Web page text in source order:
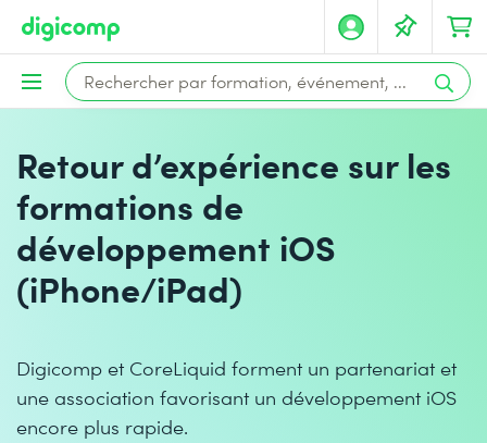
Retour d’expérience sur les
formations de
développement iOS
(iPhone/iPad)
Digicomp et CoreLiquid forment un partenariat et
une association favorisant un développement iOS
encore plus rapide.